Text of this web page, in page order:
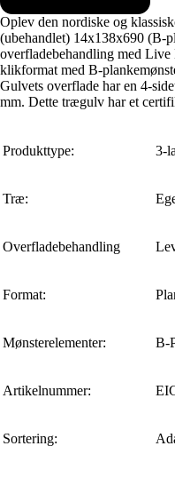
Oplev den nordiske og
(ubehandlet) 14x138x690 (B-
overfladebehandling med
klikformat med B-
Gulvets overflade har en 4-
mm. Dette trægulv har et
Produkttype: 3-
Træ:
Overfladebehandling
Format:
Mønsterelementer: B-
Artikelnummer:
Sortering: